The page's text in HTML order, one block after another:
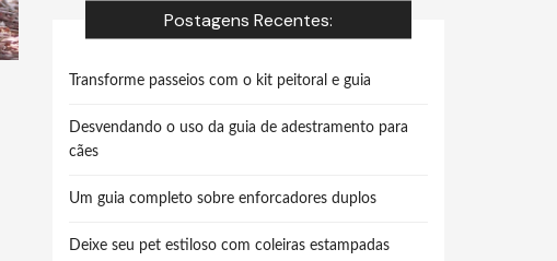
Postagens Recentes:
Transforme passeios com o kit peitoral e guia
Desvendando o uso da guia de adestramento para
cães
Um guia completo sobre enforcadores duplos
Deixe seu pet estiloso com coleiras estampadas